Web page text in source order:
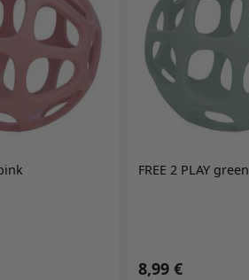
FREE 2 PLAY green
8,99 €